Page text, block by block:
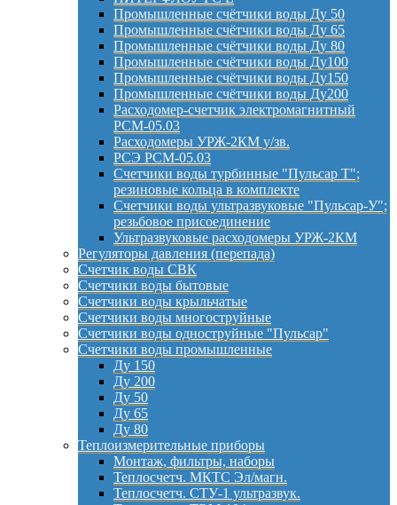
Промышленные счётчики воды Ду 50
Промышленные счётчики воды Ду 65
Промышленные счётчики воды Ду 80
Промышленные счётчики воды Ду100
Промышленные счётчики воды Ду150
Промышленные счётчики воды Ду200
Расходомер-счетчик электромагнитный
РСМ-05.03
Расходомеры УРЖ-2КМ у/зв.
РСЭ РСМ-05.03
Счетчики воды турбинные "Пульсар Т";
резиновые кольца в комплекте
Счетчики воды ультразвуковые "Пульсар-У";
резьбовое присоединение
Ультразвуковые расходомеры УРЖ-2КМ
Регуляторы давления (перепада)
Счетчик воды СВК
Счетчики воды бытовые
Счетчики воды крыльчатые
Счетчики воды многоструйные
Счетчики воды одноструйные "Пульсар"
Счетчики воды промышленные
Ду 150
Ду 200
Ду 50
Ду 65
Ду 80
Теплоизмерительные приборы
Монтаж, фильтры, наборы
Теплосчетч. МКТС Эл/магн.
Теплосчетч. СТУ-1 ультразвук.